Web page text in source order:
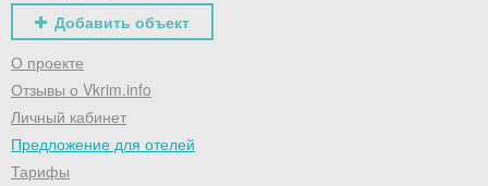
Добавить объект
О проекте
Отзывы о Vkrim.info
Личный кабинет
Предложение для отелей
Тарифы